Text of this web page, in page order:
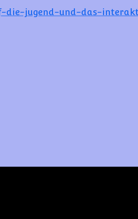
die-jugend-und-das-